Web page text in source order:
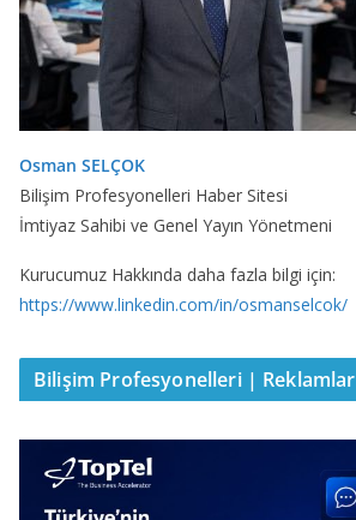
Osman SELÇOK
Bilişim Profesyonelleri Haber Sitesi
İmtiyaz Sahibi ve Genel Yayın Yönetmeni
Kurucumuz Hakkında daha fazla bilgi için:
https://www.linkedin.com/in/osmanselcok/
Bilişim Profesyonelleri | Reklamlar